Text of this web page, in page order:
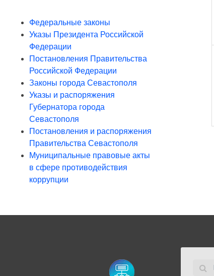
Федеральные законы
Указы Президента Российской
Федерации
Постановления Правительства
Российской Федерации
Законы города Севастополя
Указы и распоряжения
Губернатора города
Севастополя
Постановления и распоряжения
Правительства Севастополя
Муниципальные правовые акты
в сфере противодействия
коррупции